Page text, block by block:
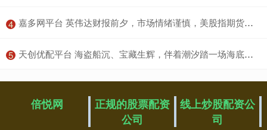
4 ​嘉多网平台 英伟达财报前夕，市场情绪谨慎，美股指期货集体转涨，日股债双杀，金银齐涨
5 ​天创优配平台 海盗船沉、宝藏生辉，伴着潮汐踏一场海底探险，加勒比海藏奇观
倍悦网
正规的股票配资
公司
线上炒股配资公
司